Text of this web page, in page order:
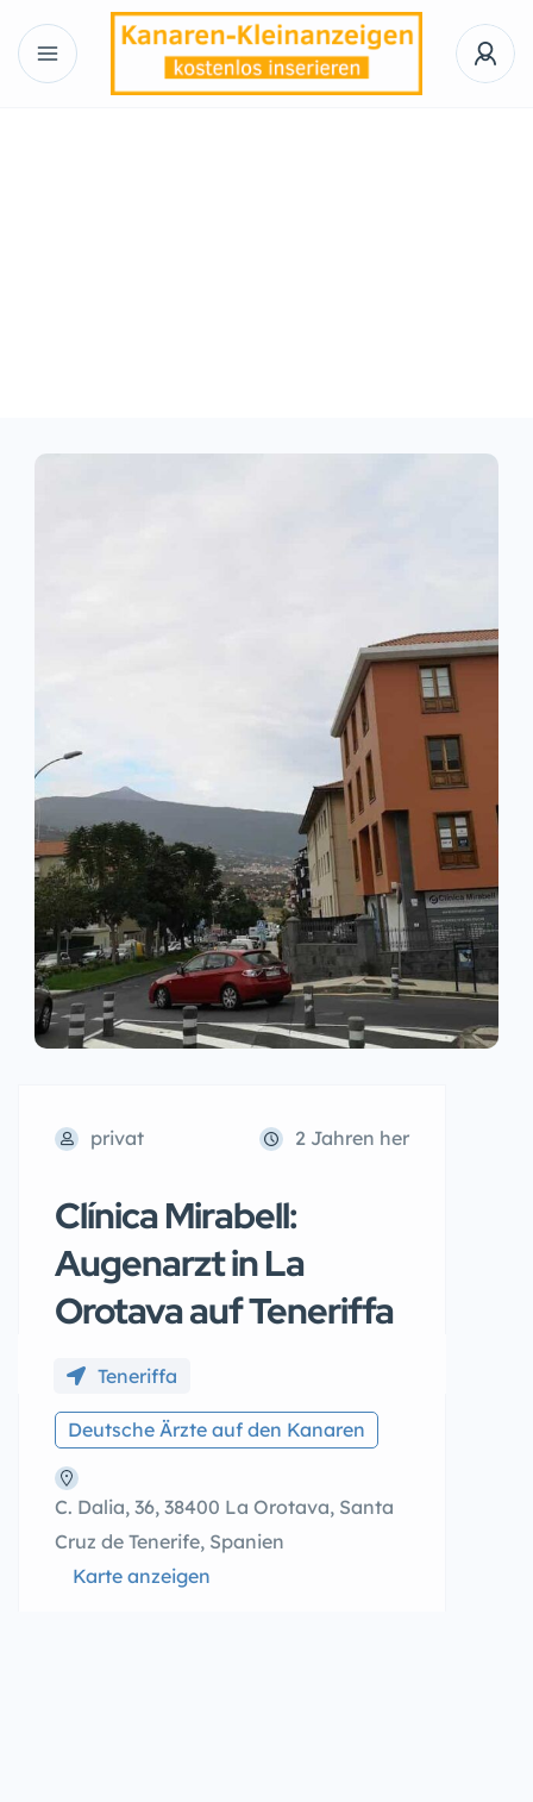
privat 2 Jahren her
Clínica Mirabell:
Augenarzt in La
Orotava auf Teneriffa
Teneriffa
Deutsche Ärzte auf den Kanaren
C. Dalia, 36, 38400 La Orotava, Santa
Cruz de Tenerife, Spanien
Karte anzeigen